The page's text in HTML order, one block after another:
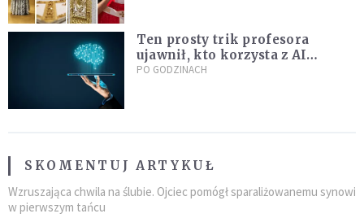
Ten prosty trik profesora
ujawnił, kto korzysta z AI
podczas egzaminu. Viralowy
PO GODZINACH
SKOMENTUJ ARTYKUŁ
Wzruszająca chwila na ślubie. Ojciec pomógł sparaliżowanemu synowi
w pierwszym tańcu